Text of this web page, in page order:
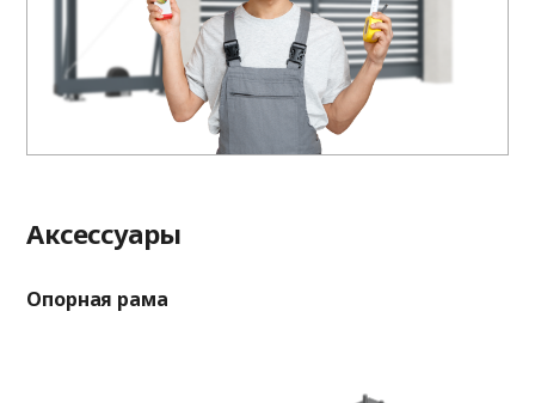
Aксессуары
Опорная рама